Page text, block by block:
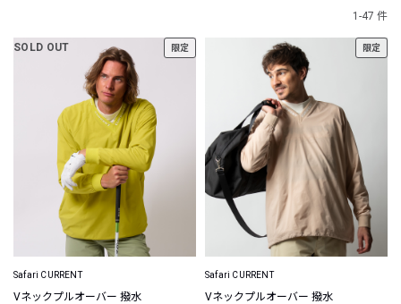
1-47 件
SOLD OUT 限定
Safari CURRENT
Vネックプルオーバー 撥水
限定
Safari CURRENT
Vネックプルオーバー 撥水